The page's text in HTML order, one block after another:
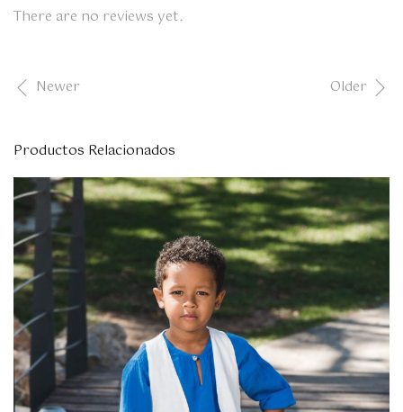
There are no reviews yet.
Older
Newer
Productos Relacionados